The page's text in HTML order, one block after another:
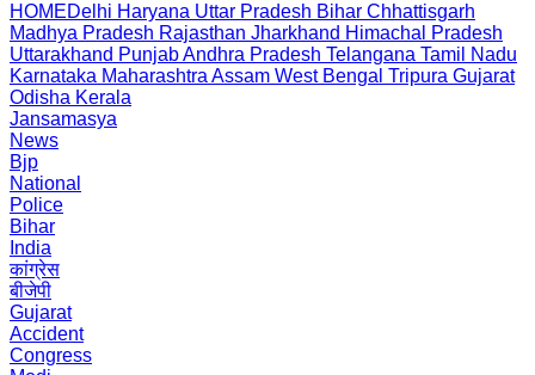
HOMEDelhi Haryana Uttar Pradesh Bihar Chhattisgarh
Madhya Pradesh Rajasthan Jharkhand Himachal Pradesh
Uttarakhand PunjabAndhra Pradesh Telangana Tamil Nadu
Karnataka Maharashtra Assam West Bengal Tripura Gujarat
Odisha Kerala
Jansamasya
News
Bjp
National
Police
Bihar
India
कांग्रेस
बीजेपी
Gujarat
Accident
Congress